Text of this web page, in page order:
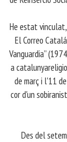
He estat
El Correo
Vanguardia”
a
de març i l'11
cor d'un
Des del